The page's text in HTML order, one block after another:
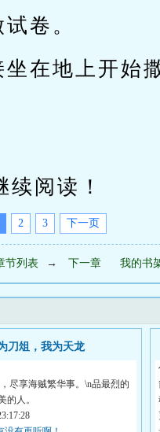
卷。
在地上开始
阅读！
2 3 下一页
节列表 → 下一章 我的书
刀俎，我为天龙
尽享海贼繁华事。\n品最烈的
的人。